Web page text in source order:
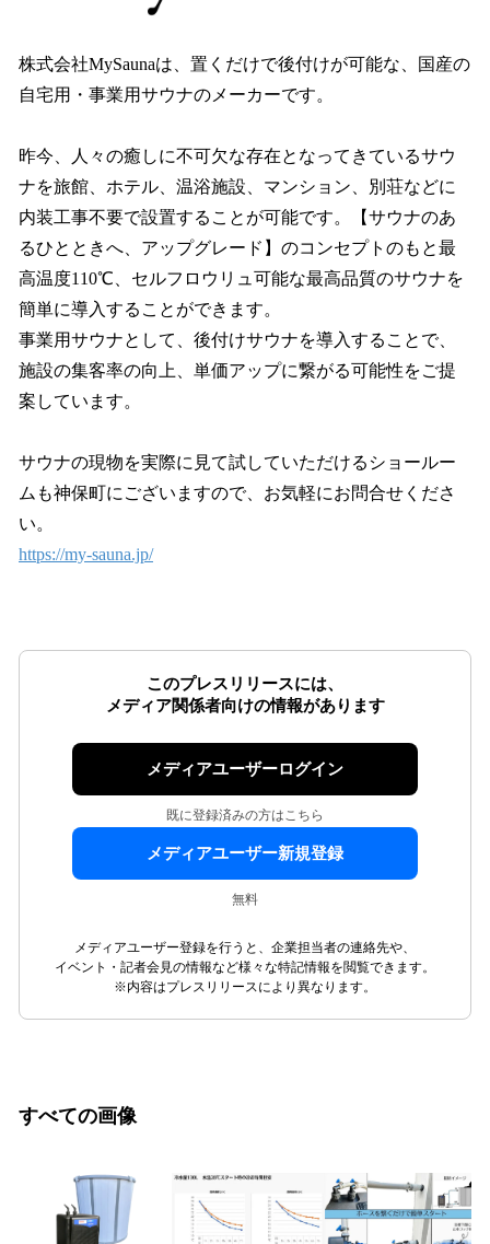
株式会社MySaunaは、置くだけで後付けが可能な、国産の
自宅用・事業用サウナのメーカーです。
昨今、人々の癒しに不可欠な存在となってきているサウ
ナを旅館、ホテル、温浴施設、マンション、別荘などに
内装工事不要で設置することが可能です。【サウナのあ
るひとときへ、アップグレード】のコンセプトのもと最
高温度110℃、セルフロウリュ可能な最高品質のサウナを
簡単に導入することができます。
事業用サウナとして、後付けサウナを導入することで、
施設の集客率の向上、単価アップに繋がる可能性をご提
案しています。
サウナの現物を実際に見て試していただけるショールー
ムも神保町にございますので、お気軽にお問合せくださ
い。
https://my-sauna.jp/
このプレスリリースには、
メディア関係者向けの情報があります
メディアユーザーログイン
既に登録済みの方はこちら
メディアユーザー新規登録
無料
メディアユーザー登録を行うと、企業担当者の連絡先や、
イベント・記者会見の情報など様々な特記情報を閲覧できます。
※内容はプレスリリースにより異なります。
すべての画像